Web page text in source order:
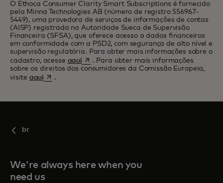
O Ethoca Consumer Clarity Smart Subscriptions é fornecido
pela Minna Technologies AB (número de registro 556967-
5449), uma provedora de serviços de informações de contas
(AISP) registrada na Autoridade Sueca de Supervisão
Financeira (SFSA), que oferece acesso a dados financeiros
em conformidade com a PSD2, com segurança de alto nível e
supervisão regulatória. Para obter mais informações sobre o
cadastro, acesse aquiopens in a new tab
. Para obter mais informações
sobre os direitos dos consumidores da Comissão Europeia,
visiteaquiopens in a new tab
.
br
We're always here when you
need us